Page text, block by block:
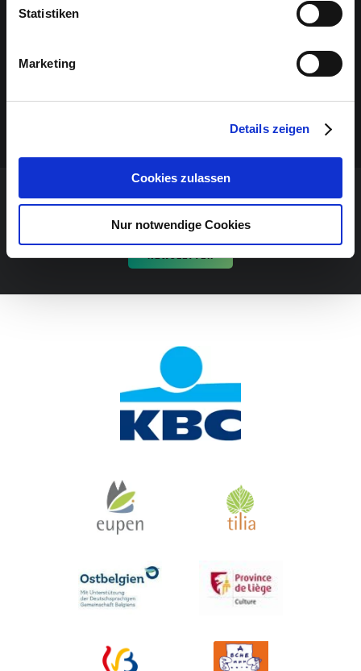
Statistiken
Marketing
Details zeigen
Cookies zulassen
Nur notwendige Cookies
NE MANQUEZ AUCUN ÉVÉNEMENT!
NEWSLETTER